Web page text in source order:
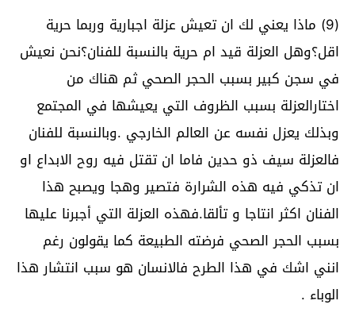
(9) ماذا يعني لك ان تعيش عزلة اجبارية وربما حرية
اقل؟وهل العزلة قيد ام حرية بالنسبة للفنان؟نحن نعيش
في سجن كبير بسبب الحجر الصحي ثم هناك من
اختارالعزلة بسبب الظروف التي يعيشها في المجتمع
وبذلك يعزل نفسه عن العالم الخارجي .وبالنسبة للفنان
فالعزلة سيف ذو حدين فاما ان تقتل فيه روح الابداع او
ان تذكي فيه هذه الشرارة فتصير وهجا ويصبح هذا
الفنان اكثر انتاجا و تألقا.فهذه العزلة التي أجبرنا عليها
بسبب الحجر الصحي فرضته الطبيعة كما يقولون رغم
انني اشك في هذا الطرح فالانسان هو سبب انتشار هذا
الوباء .